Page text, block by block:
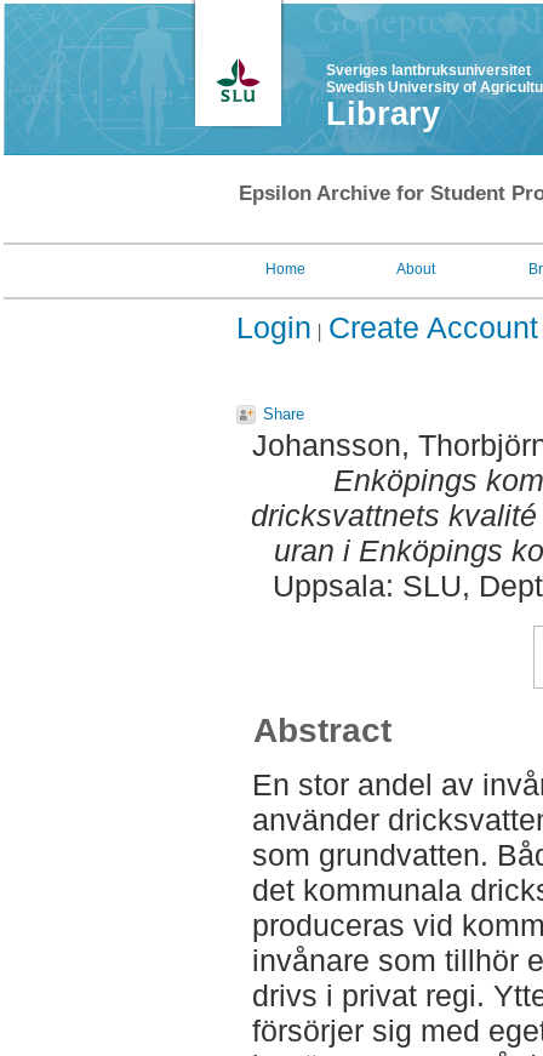
Sveriges lantbruksuniversitet
Swedish University of
Library
Epsilon Archive for Student
Home About
Login Create Account
Share
Johansson,
Enköpings
dricksvattnets
uran i Enköpings
Uppsala: SLU,
Abstract
En stor andel av
använder
som grundvatten.
det kommunala
produceras vid
invånare som tillhör
drivs i privat regi.
försörjer sig med